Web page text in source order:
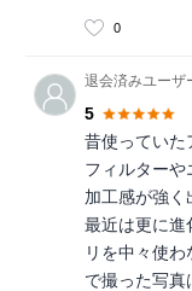
0
退会済みユーザ
5
昔使っていた
フィルターや
加工感が強く
最近は更に進
リを中々使
で撮った写真